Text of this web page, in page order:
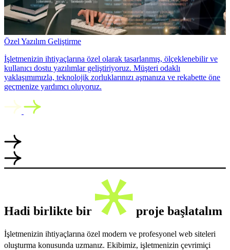
Özel Yazılım Geliştirme
İşletmenizin ihtiyaçlarına özel olarak tasarlanmış, ölçeklenebilir ve
kullanıcı dostu yazılımlar geliştiriyoruz. Müşteri odaklı
yaklaşımımızla, teknolojik zorluklarınızı aşmanıza ve rekabette öne
geçmenize yardımcı oluyoruz.
Hadi birlikte bir proje başlatalım
İşletmenizin ihtiyaçlarına özel modern ve profesyonel web siteleri
oluşturma konusunda uzmanız. Ekibimiz, işletmenizin çevrimiçi